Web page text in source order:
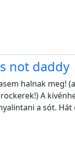
window
new window
not daddy
halnak meg!
A
a sót. Hát